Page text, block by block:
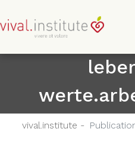
vival.institute -